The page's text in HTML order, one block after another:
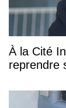
À la Cité
reprendre